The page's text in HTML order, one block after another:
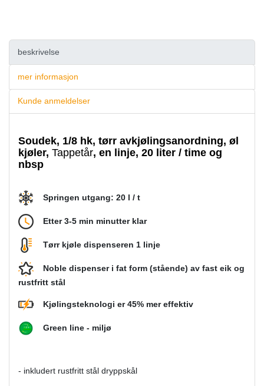
beskrivelse
mer informasjon
Kunde anmeldelser
Soudek, 1/8 hk, tørr avkjølingsanordning, øl
kjøler, Tappetår, en linje, 20 liter / time og
nbsp
Springen utgang: 20 l / t
Etter 3-5 min minutter klar
Tørr kjøle dispenseren 1 linje
Noble dispenser i fat form (stående) av fast eik og
rustfritt stål
Kjølingsteknologi er 45% mer effektiv
Green line - miljø
- inkludert rustfritt stål dryppskål